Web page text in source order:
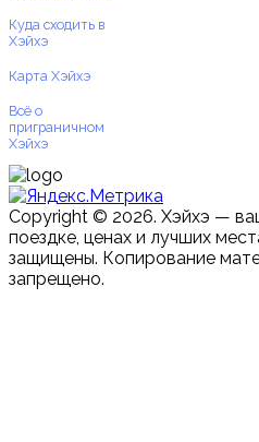
Куда сходить в
Хэйхэ
Карта Хэйхэ
Всё о
приграничном
Хэйхэ
Copyright © 2026. Хэйхэ —
поездке, ценах и лучших
защищены. Копирование
запрещено.